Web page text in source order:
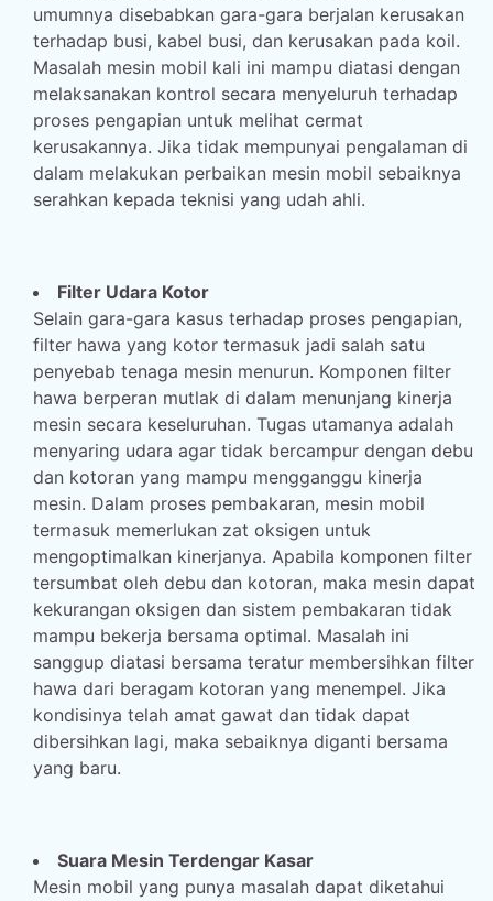
umumnya disebabkan gara-gara berjalan kerusakan
terhadap busi, kabel busi, dan kerusakan pada koil.
Masalah mesin mobil kali ini mampu diatasi dengan
melaksanakan kontrol secara menyeluruh terhadap
proses pengapian untuk melihat cermat
kerusakannya. Jika tidak mempunyai pengalaman di
dalam melakukan perbaikan mesin mobil sebaiknya
serahkan kepada teknisi yang udah ahli.
Filter Udara Kotor
Selain gara-gara kasus terhadap proses pengapian,
filter hawa yang kotor termasuk jadi salah satu
penyebab tenaga mesin menurun. Komponen filter
hawa berperan mutlak di dalam menunjang kinerja
mesin secara keseluruhan. Tugas utamanya adalah
menyaring udara agar tidak bercampur dengan debu
dan kotoran yang mampu mengganggu kinerja
mesin. Dalam proses pembakaran, mesin mobil
termasuk memerlukan zat oksigen untuk
mengoptimalkan kinerjanya. Apabila komponen filter
tersumbat oleh debu dan kotoran, maka mesin dapat
kekurangan oksigen dan sistem pembakaran tidak
mampu bekerja bersama optimal. Masalah ini
sanggup diatasi bersama teratur membersihkan filter
hawa dari beragam kotoran yang menempel. Jika
kondisinya telah amat gawat dan tidak dapat
dibersihkan lagi, maka sebaiknya diganti bersama
yang baru.
Suara Mesin Terdengar Kasar
Mesin mobil yang punya masalah dapat diketahui